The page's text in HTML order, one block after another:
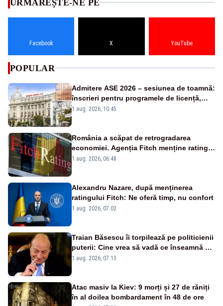
URMĂREȘTE-NE PE
Facebook X YouTube
POPULAR
Admitere ASE 2026 – sesiunea de toamnă:
înscrieri pentru programele de licență,
masterat și doctorat
1 aug. 2026, 10:45
România a scăpat de retrogradarea
economiei. Agenția Fitch menține ratingul
„BBB-” cu perspectivă negativă
1 aug. 2026, 06:48
Alexandru Nazare, după menținerea
ratingului Fitch: Ne oferă timp, nu confort
1 aug. 2026, 07:02
Traian Băsescu îi torpilează pe politicienii
puterii: Cine vrea să vadă ce înseamnă să
fii prost, se uită la România
1 aug. 2026, 07:13
Atac masiv la Kiev: 9 morți și 27 de răniți
în al doilea bombardament în 48 de ore